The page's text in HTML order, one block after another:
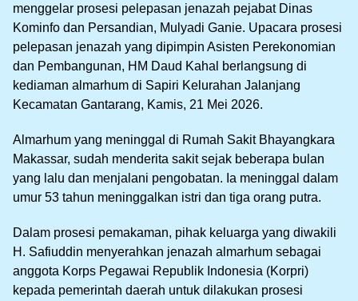
menggelar prosesi pelepasan jenazah pejabat Dinas
Kominfo dan Persandian, Mulyadi Ganie. Upacara prosesi
pelepasan jenazah yang dipimpin Asisten Perekonomian
dan Pembangunan, HM Daud Kahal berlangsung di
kediaman almarhum di Sapiri Kelurahan Jalanjang
Kecamatan Gantarang, Kamis, 21 Mei 2026.
Almarhum yang meninggal di Rumah Sakit Bhayangkara
Makassar, sudah menderita sakit sejak beberapa bulan
yang lalu dan menjalani pengobatan. Ia meninggal dalam
umur 53 tahun meninggalkan istri dan tiga orang putra.
Dalam prosesi pemakaman, pihak keluarga yang diwakili
H. Safiuddin menyerahkan jenazah almarhum sebagai
anggota Korps Pegawai Republik Indonesia (Korpri)
kepada pemerintah daerah untuk dilakukan prosesi